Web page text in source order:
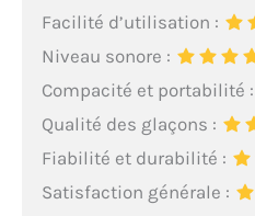
Facilité d’utilisation :
Niveau sonore :
Compacité et portabilité :
Qualité des glaçons :
Fiabilité et durabilité :
Satisfaction générale :